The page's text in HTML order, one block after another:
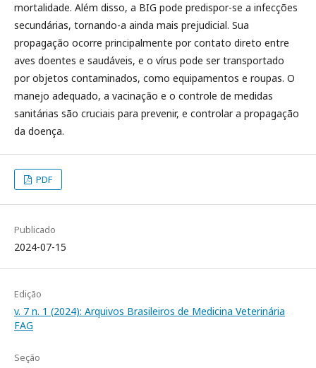
mortalidade. Além disso, a BIG pode predispor-se a infecções
secundárias, tornando-a ainda mais prejudicial. Sua
propagação ocorre principalmente por contato direto entre
aves doentes e saudáveis, e o vírus pode ser transportado
por objetos contaminados, como equipamentos e roupas. O
manejo adequado, a vacinação e o controle de medidas
sanitárias são cruciais para prevenir, e controlar a propagação
da doença.
PDF
Publicado
2024-07-15
Edição
v. 7 n. 1 (2024): Arquivos Brasileiros de Medicina Veterinária
FAG
Seção